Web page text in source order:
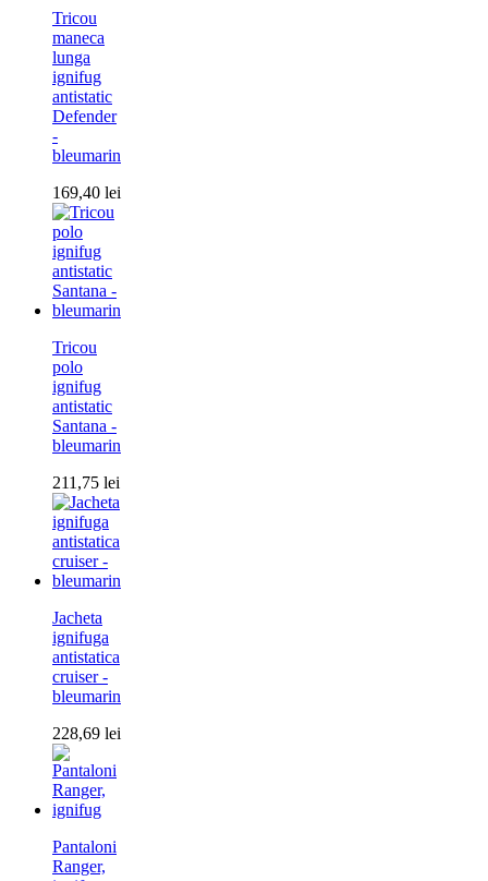
Tricou
maneca
lunga
ignifug
antistatic
Defender
-
bleumarin
169,40 lei
Tricou
polo
ignifug
antistatic
Santana -
bleumarin
211,75 lei
Jacheta
ignifuga
antistatica
cruiser -
bleumarin
228,69 lei
Pantaloni
Ranger,